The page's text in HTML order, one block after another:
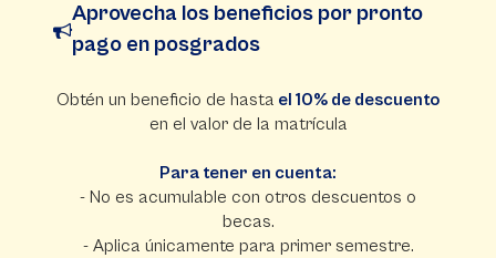
Aprovecha los beneficios por pronto
pago en posgrados
Obtén un beneficio de hasta el 10% de descuento
en el valor de la matrícula
Para tener en cuenta:
- No es acumulable con otros descuentos o
becas.
- Aplica únicamente para primer semestre.